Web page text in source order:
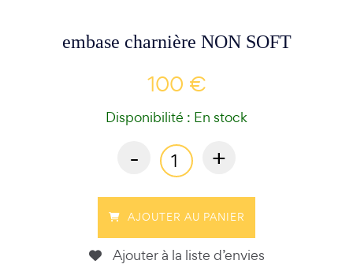
embase charnière NON SOFT
100 €
Disponibilité : En stock
- +
AJOUTER AU PANIER
Ajouter à la liste d’envies